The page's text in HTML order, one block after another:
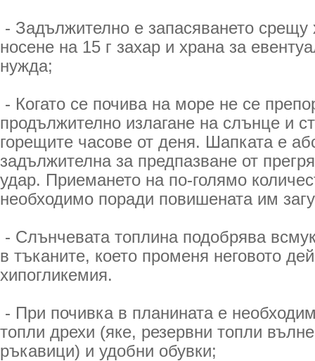
- Задължително е запасяването срещу
носене на 15 г захар и храна за
нужда;
- Когато се почива на море не се
продължително излагане на слънце и
горещите часове от деня. Шапката е
задължителна за предпазване от
удар. Приемането на по-голямо
необходимо поради повишената им
- Слънчевата топлина подобрява
в тъканите, което променя неговото
хипогликемия.
- При почивка в планината е
топли дрехи (яке, резервни топли
ръкавици) и удобни обувки;